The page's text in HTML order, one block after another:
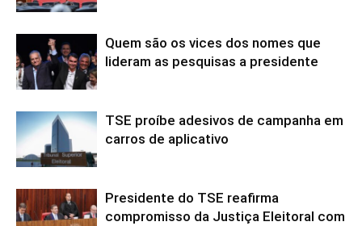
Quem são os vices dos nomes que
lideram as pesquisas a presidente
TSE proíbe adesivos de campanha em
carros de aplicativo
Presidente do TSE reafirma
compromisso da Justiça Eleitoral com